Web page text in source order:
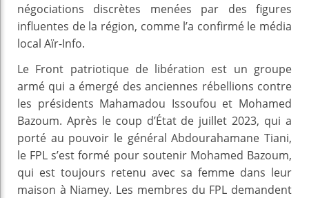
négociations discrètes menées par des figures
influentes de la région, comme l’a confirmé le média
local Aïr-Info.
Le Front patriotique de libération est un groupe
armé qui a émergé des anciennes rébellions contre
les présidents Mahamadou Issoufou et Mohamed
Bazoum. Après le coup d’État de juillet 2023, qui a
porté au pouvoir le général Abdourahamane Tiani,
le FPL s’est formé pour soutenir Mohamed Bazoum,
qui est toujours retenu avec sa femme dans leur
maison à Niamey. Les membres du FPL demandent